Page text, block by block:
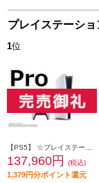
プレイステーシ
1位
137,960円 (税込)
1,379円分ポイント還元